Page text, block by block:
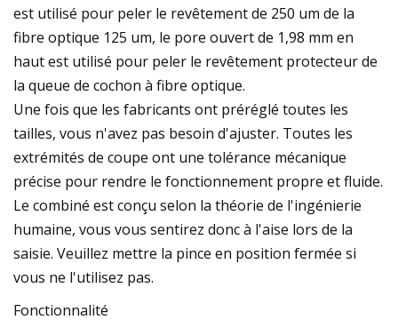
est utilisé pour peler le revêtement de 250 um de la
fibre optique 125 um, le pore ouvert de 1,98 mm en
haut est utilisé pour peler le revêtement protecteur de
la queue de cochon à fibre optique.
Une fois que les fabricants ont préréglé toutes les
tailles, vous n'avez pas besoin d'ajuster. Toutes les
extrémités de coupe ont une tolérance mécanique
précise pour rendre le fonctionnement propre et fluide.
Le combiné est conçu selon la théorie de l'ingénierie
humaine, vous vous sentirez donc à l'aise lors de la
saisie. Veuillez mettre la pince en position fermée si
vous ne l'utilisez pas.
Fonctionnalité